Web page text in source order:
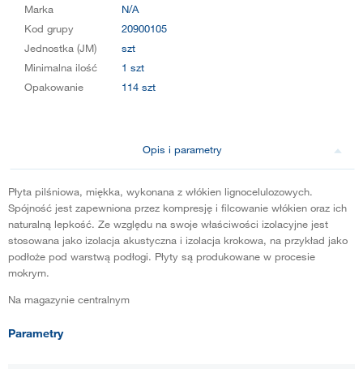
Marka
N/A
Kod grupy
20900105
Jednostka (JM)
szt
Minimalna ilość
1 szt
Opakowanie
114 szt
Opis i parametry
Płyta pilśniowa, miękka, wykonana z włókien lignocelulozowych.
Spójność jest zapewniona przez kompresję i filcowanie włókien oraz ich
naturalną lepkość. Ze względu na swoje właściwości izolacyjne jest
stosowana jako izolacja akustyczna i izolacja krokowa, na przykład jako
podłoże pod warstwą podłogi. Płyty są produkowane w procesie
mokrym.
Na magazynie centralnym
Parametry